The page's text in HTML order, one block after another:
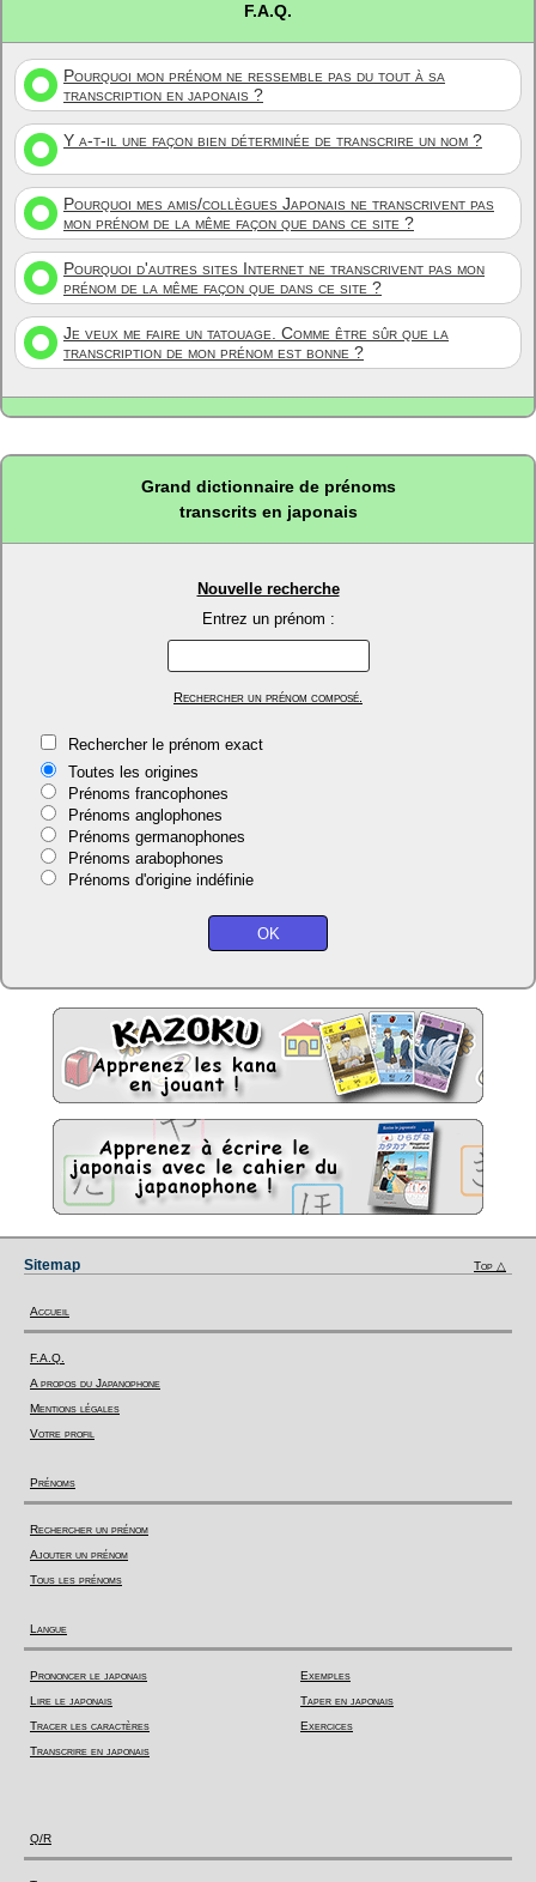
F.A.Q.
Pourquoi mon prénom ne ressemble pas du tout à sa
transcription en japonais ?
Y a-t-il une façon bien déterminée de transcrire un nom ?
Pourquoi mes amis/collègues Japonais ne transcrivent pas
mon prénom de la même façon que dans ce site ?
Pourquoi d'autres sites Internet ne transcrivent pas mon
prénom de la même façon que dans ce site ?
Je veux me faire un tatouage. Comme être sûr que la
transcription de mon prénom est bonne ?
Grand dictionnaire de prénoms
transcrits en japonais
Nouvelle recherche
Entrez un prénom :
Rechercher un prénom composé.
Rechercher le prénom exact
Toutes les origines
Prénoms francophones
Prénoms anglophones
Prénoms germanophones
Prénoms arabophones
Prénoms d'origine indéfinie
Sitemap Top △
Accueil
F.A.Q.
A propos du Japanophone
Mentions légales
Votre profil
Prénoms
Rechercher un prénom
Ajouter un prénom
Tous les prénoms
Langue
Prononcer le japonais
Lire le japonais
Tracer les caractères
Transcrire en japonais
Exemples
Taper en japonais
Exercices
Q/R